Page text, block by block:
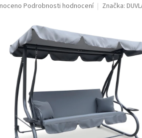
Podrobnosti hodnocení Značka: